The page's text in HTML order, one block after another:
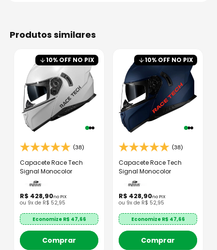
produtos similares
10% OFF NO PIX
(38)
Capacete Race Tech
Signal Monocolor
R$ 428,90no PIX
ou 9x de R$ 52,95
Economize R$ 47,66
Comprar
10% OFF NO PIX
(38)
Capacete Race Tech
Signal Monocolor
R$ 428,90no PIX
ou 9x de R$ 52,95
Economize R$ 47,66
Comprar